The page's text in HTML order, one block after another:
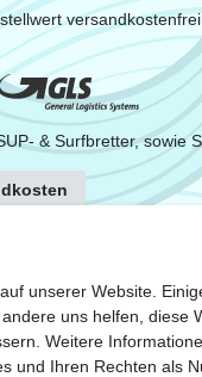
& Surfbretter, sowie
unserer Website.
uns helfen, diese
Weitere
und Ihren Rechten als